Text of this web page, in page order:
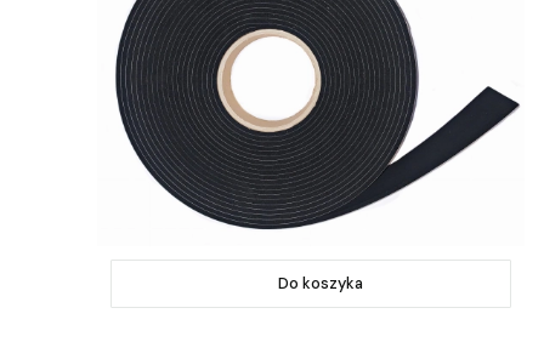
Do koszyka